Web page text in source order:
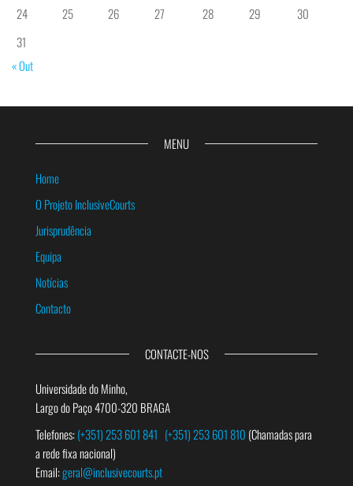
24
25 26 27 28 29
30
31
« Out
MENU
Home
O Projeto InclusiveCourts
Jurisprudência
Equipa
Notícias
Contacto
CONTACTE-NOS
Universidade do Minho,
Largo do Paço 4700-320 BRAGA
Telefones:(+351) 253 601 841 (+351) 253 601 810 (Chamadas para
a rede fixa nacional)
Email:geral@inclusivecourts.pt